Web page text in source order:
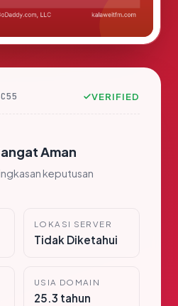
VERIFIED
Aman
keputusan
LOKASI SERVER
Tidak Diketahui
USIA DOMAIN
25.3 tahun